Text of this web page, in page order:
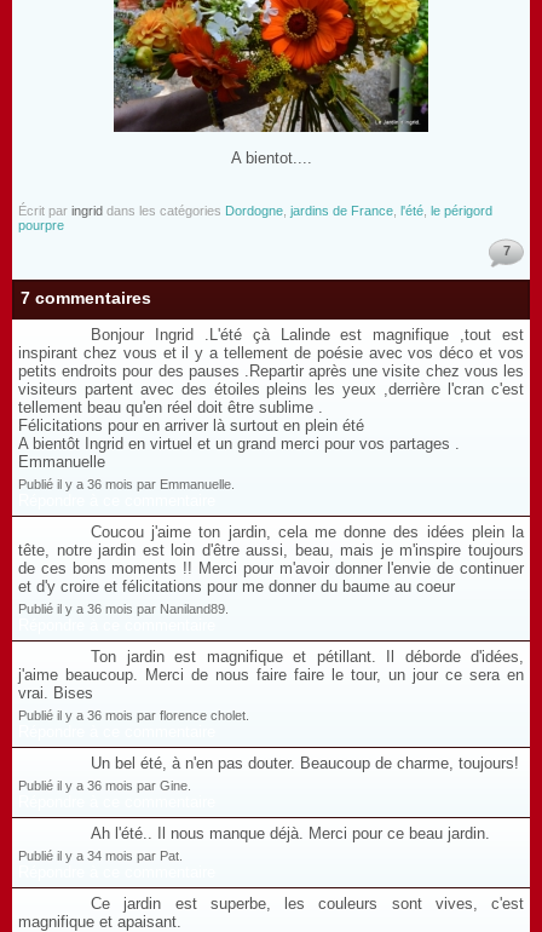
A bientot....
Écrit par ingrid dans les catégories Dordogne jardins de France l'été le périgord
pourpre
7
7 commentaires
Bonjour Ingrid .L'été çà Lalinde est magnifique ,tout est
inspirant chez vous et il y a tellement de poésie avec vos déco et vos
petits endroits pour des pauses .Repartir après une visite chez vous les
visiteurs partent avec des étoiles pleins les yeux ,derrière l'cran c'est
tellement beau qu'en réel doit être sublime .
Félicitations pour en arriver là surtout en plein été
A bientôt Ingrid en virtuel et un grand merci pour vos partages .
Emmanuelle
Publié il y a 36 mois par Emmanuelle.
Coucou j'aime ton jardin, cela me donne des idées plein la
tête, notre jardin est loin d'être aussi, beau, mais je m'inspire toujours
de ces bons moments !! Merci pour m'avoir donner l'envie de continuer
et d'y croire et félicitations pour me donner du baume au coeur
Publié il y a 36 mois par Naniland89.
Ton jardin est magnifique et pétillant. Il déborde d'idées,
j'aime beaucoup. Merci de nous faire faire le tour, un jour ce sera en
vrai. Bises
Publié il y a 36 mois par florence cholet.
Un bel été, à n'en pas douter. Beaucoup de charme, toujours!
Publié il y a 36 mois par Gine.
Ah l'été.. Il nous manque déjà. Merci pour ce beau jardin.
Publié il y a 34 mois par Pat.
Ce jardin est superbe, les couleurs sont vives, c'est
magnifique et apaisant.